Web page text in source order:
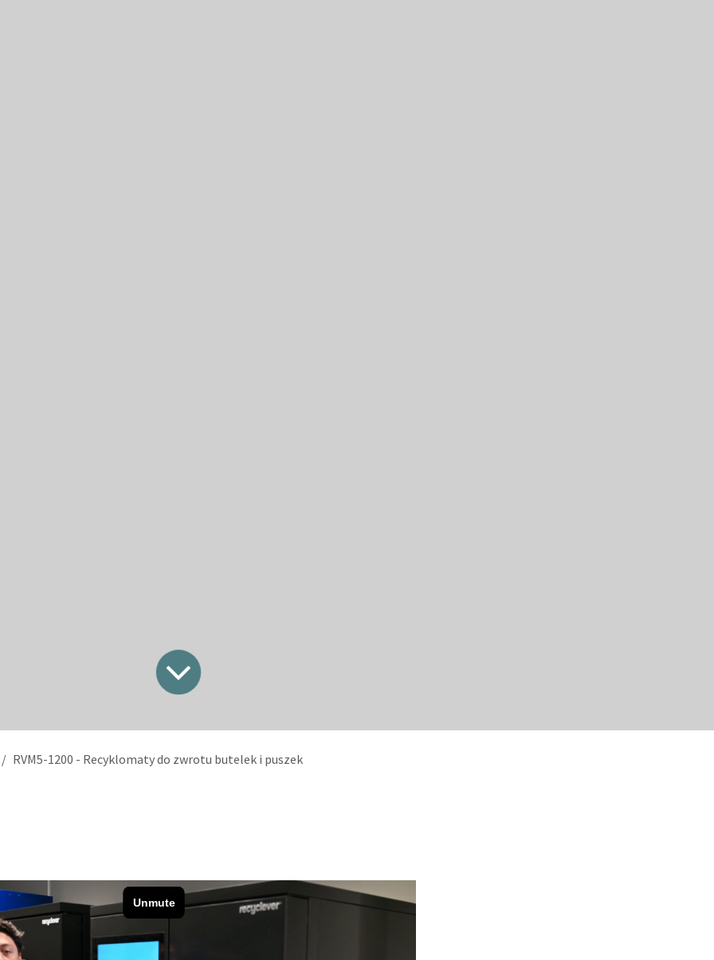
RVM5-1200 - Recyklomaty do zwrotu butelek i puszek